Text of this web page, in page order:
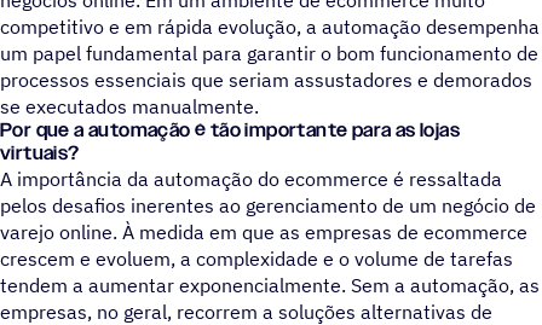
competitivo e em rápida evolução, a automação desempenha
um papel fundamental para garantir o bom funcionamento de
processos essenciais que seriam assustadores e demorados
se executados manualmente.
Por que a automação é tão importante para as lojas
virtuais?
A importância da automação do ecommerce é ressaltada
pelos desafios inerentes ao gerenciamento de um negócio de
varejo online. À medida em que as empresas de ecommerce
crescem e evoluem, a complexidade e o volume de tarefas
tendem a aumentar exponencialmente. Sem a automação, as
empresas, no geral, recorrem a soluções alternativas de